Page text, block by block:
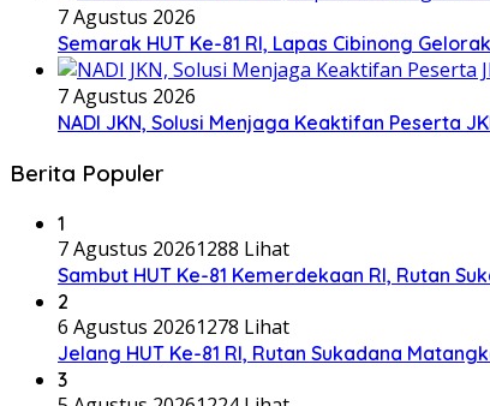
7 Agustus 2026
Semarak HUT Ke-81 RI, Lapas Cibinong
7 Agustus 2026
NADI JKN, Solusi Menjaga Keaktifan Peserta
Berita Populer
1
7 Agustus 20261288 Lihat
Sambut HUT Ke-81 Kemerdekaan RI, Rutan
2
6 Agustus 20261278 Lihat
Jelang HUT Ke-81 RI, Rutan Sukadana
3